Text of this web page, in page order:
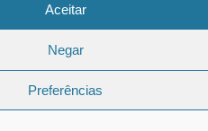
Aceitar
Negar
Preferências